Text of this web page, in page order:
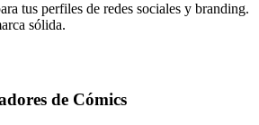
tus perfiles de redes sociales y branding.
sólida.
de Cómics